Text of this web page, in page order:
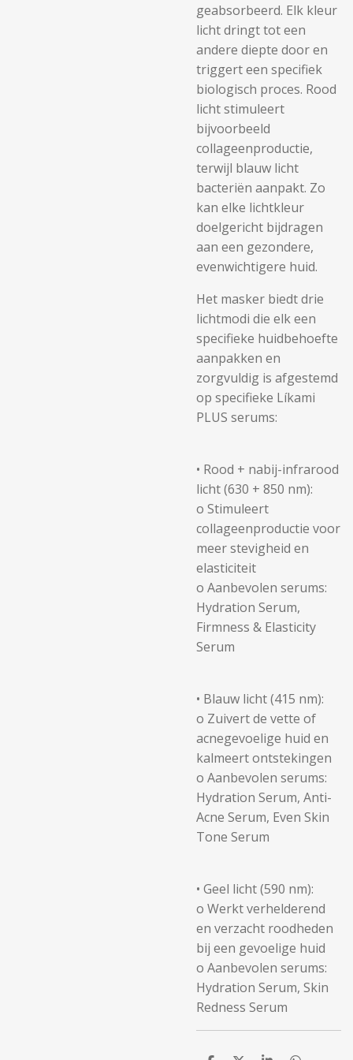
geabsorbeerd. Elk kleur
licht dringt tot een
andere diepte door en
triggert een specifiek
biologisch proces. Rood
licht stimuleert
bijvoorbeeld
collageenproductie,
terwijl blauw licht
bacteriën aanpakt. Zo
kan elke lichtkleur
doelgericht bijdragen
aan een gezondere,
evenwichtigere huid.
Het masker biedt drie
lichtmodi die elk een
specifieke huidbehoefte
aanpakken en
zorgvuldig is afgestemd
op specifieke Líkami
PLUS serums:
• Rood + nabij-infrarood
licht (630 + 850 nm):
o Stimuleert
collageenproductie voor
meer stevigheid en
elasticiteit
o Aanbevolen serums:
Hydration Serum,
Firmness & Elasticity
Serum
• Blauw licht (415 nm):
o Zuivert de vette of
acnegevoelige huid en
kalmeert ontstekingen
o Aanbevolen serums:
Hydration Serum, Anti-
Acne Serum, Even Skin
Tone Serum
• Geel licht (590 nm):
o Werkt verhelderend
en verzacht roodheden
bij een gevoelige huid
o Aanbevolen serums:
Hydration Serum, Skin
Redness Serum